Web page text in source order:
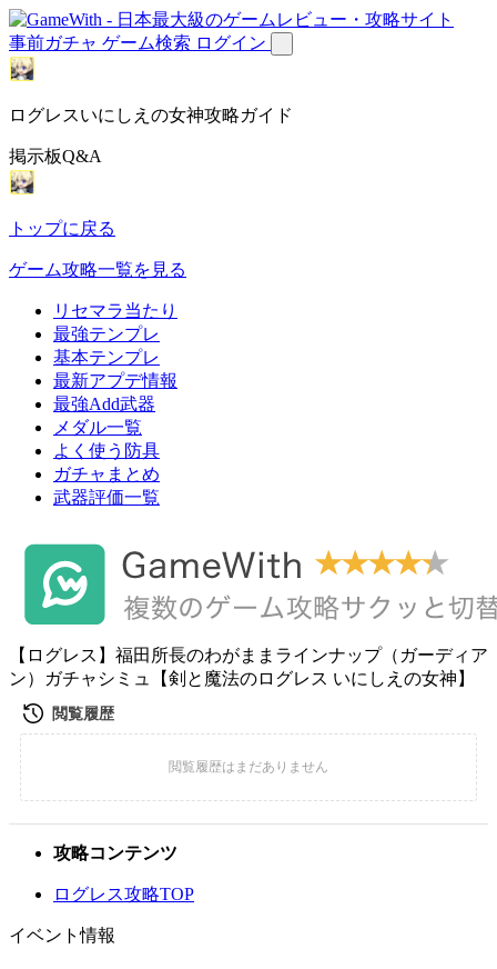
事前ガチャ ゲーム検索 ログイン
ログレスいにしえの女神攻略ガイド
掲示板Q&A
トップに戻る
ゲーム攻略一覧を見る
リセマラ当たり
最強テンプレ
基本テンプレ
最新アプデ情報
最強Add武器
メダル一覧
よく使う防具
ガチャまとめ
武器評価一覧
【ログレス】福田所長のわがままラインナップ（ガーディア
ン）ガチャシミュ【剣と魔法のログレス いにしえの女神】
攻略コンテンツ
ログレス攻略TOP
イベント情報